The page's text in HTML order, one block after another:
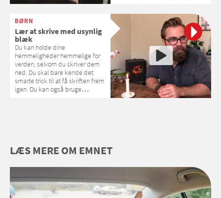
skærm, som er så nemme, at
alle kan være med, så kan I have
det hyggeligt sammen hver for
BØRN
Lær at skrive med usynlig
blæk
Du kan holde dine
hemmeligheder hemmelige for
verden, selvom du skriver dem
ned. Du skal bare kende det
smarte trick til at få skriften frem
igen. Du kan også bruge
LÆS MERE OM EMNET